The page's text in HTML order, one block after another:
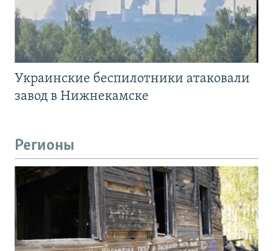
Украинские беспилотники атаковали
завод в Нижнекамске
Регионы